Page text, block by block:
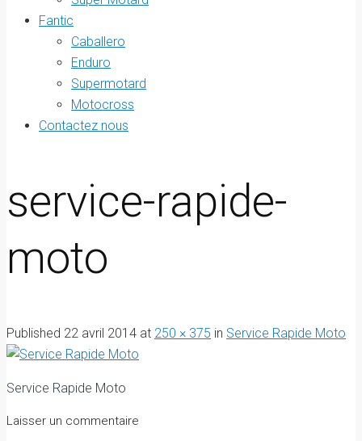
Fantic
Caballero
Enduro
Supermotard
Motocross
Contactez nous
service-rapide-
moto
Published 22 avril 2014 at 250 × 375 in Service Rapide Moto
Service Rapide Moto
Laisser un commentaire